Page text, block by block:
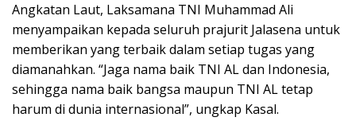
Angkatan Laut, Laksamana TNI Muhammad Ali
menyampaikan kepada seluruh prajurit Jalasena untuk
memberikan yang terbaik dalam setiap tugas yang
diamanahkan. “Jaga nama baik TNI AL dan Indonesia,
sehingga nama baik bangsa maupun TNI AL tetap
harum di dunia internasional”, ungkap Kasal.